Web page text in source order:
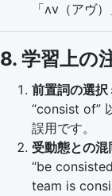
「ʌv（アヴ
8. 学習上の
前置詞の選択
“consist of”
誤用です。
受動態との混
“be
team is